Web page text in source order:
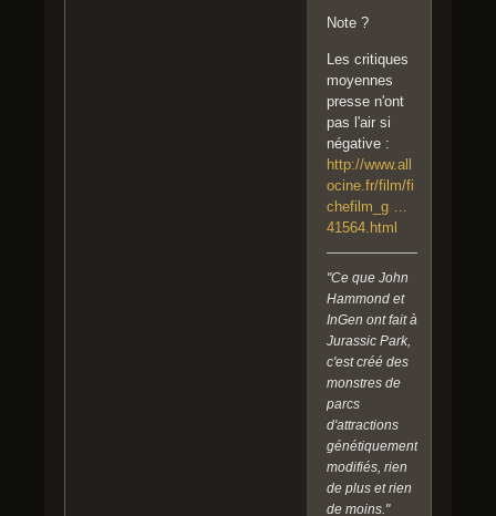
Note ?
Les critiques
moyennes
presse n'ont
pas l'air si
négative :
http://www.all
ocine.fr/film/fi
chefilm_g …
41564.html
"Ce que John
Hammond et
InGen ont fait à
Jurassic Park,
c'est créé des
monstres de
parcs
d'attractions
génétiquement
modifiés, rien
de plus et rien
de moins."